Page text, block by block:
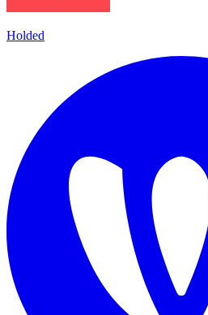
Holded